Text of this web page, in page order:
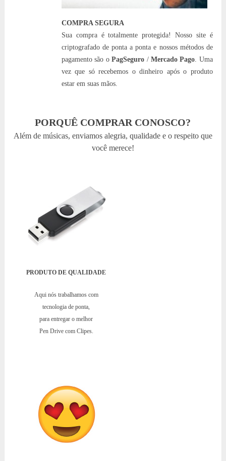
COMPRA SEGURA
Sua compra é totalmente protegida! Nosso site é
criptografado de ponta a ponta e nossos métodos de
pagamento são oPagSeguro /Mercado Pago. Uma
vez que só recebemos o dinheiro após o produto
estar em suas mãos.
PORQUÊ COMPRAR CONOSCO?
Além de músicas, enviamos alegria, qualidade e o respeito que
você merece!
PRODUTO DE QUALIDADE
Aqui nós trabalhamos com
tecnologia de ponta,
para entregar o melhor
Pen Drive com Clipes.